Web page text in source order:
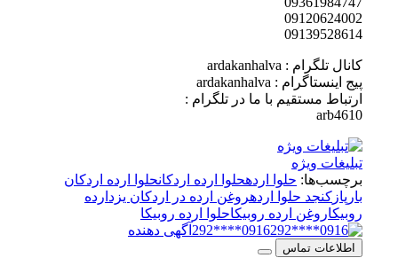
09120624002
09139528614
کانال تلگرام : ardakanhalva
پیج اینستاگرام : ardakanhalva
ارتباط مستقیم با ما در تلگرام :
arb4610
تبلیغات ویژه
برچسب‌ها:حلوا ارده حلوا ارده اردکان حلوا ارده اردکان
کنجد حلوا ارده روغن ارده در اردکان یزدارده
روبیکا روغن ارده روبیکا حلوا ارده روبیکا
0916****292
آگهی دهنده
اطلاعات تماس